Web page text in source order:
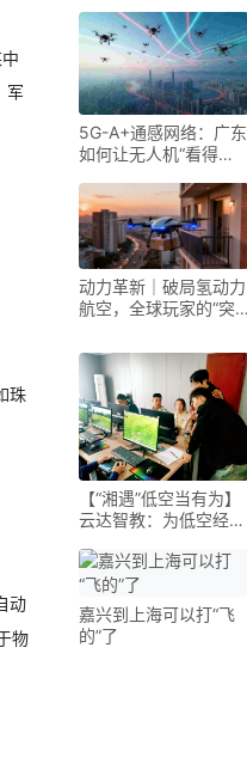
军
珠
动
物
5G-A+通感网络：广东
如何让无人机“看得
动力革新｜破局氢动力
航空，全球玩家的“突
【“湘遇”低空当有为】
云达智教：为低空经济
嘉兴到上海可以打“飞
的”了